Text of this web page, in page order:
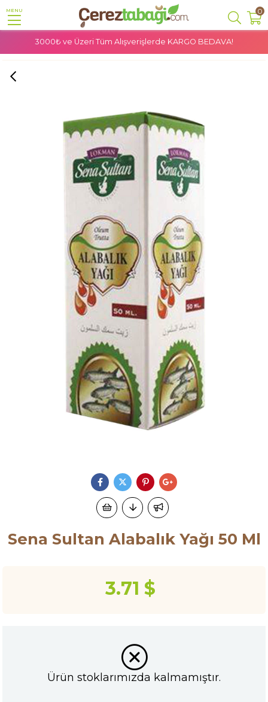
MENU 0
3000₺ ve Üzeri Tüm Alışverişlerde KARGO BEDAVA!
Bitkisel Yağlar
Sena Sultan Alabalık Yağı 50 Ml
3.71 $
Ürün stoklarımızda kalmamıştır.